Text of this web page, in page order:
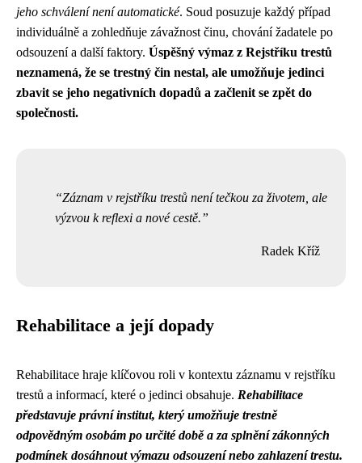
jeho schválení není automatické. Soud posuzuje každý případ
individuálně a zohledňuje závažnost činu, chování žadatele po
odsouzení a další faktory. Úspěšný výmaz z Rejstříku trestů
neznamená, že se trestný čin nestal, ale umožňuje jedinci
zbavit se jeho negativních dopadů a začlenit se zpět do
společnosti.
Záznam v rejstříku trestů není tečkou za životem, ale
výzvou k reflexi a nové cestě.
Radek Kříž
Rehabilitace a její dopady
Rehabilitace hraje klíčovou roli v kontextu záznamu v rejstříku
trestů a informací, které o jedinci obsahuje. Rehabilitace
představuje právní institut, který umožňuje trestně
odpovědným osobám po určité době a za splnění zákonných
podmínek dosáhnout výmazu odsouzení nebo zahlazení trestu.